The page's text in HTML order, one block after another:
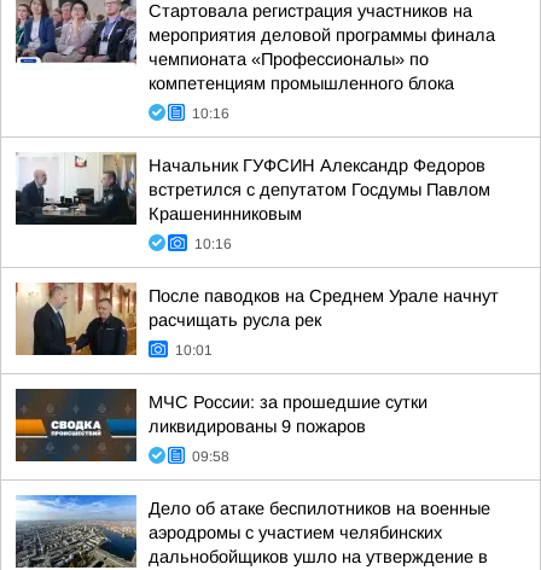
Стартовала регистрация участников на
мероприятия деловой программы финала
чемпионата «Профессионалы» по
компетенциям промышленного блока
10:16
Начальник ГУФСИН Александр Федоров
встретился с депутатом Госдумы Павлом
Крашенинниковым
10:16
После паводков на Среднем Урале начнут
расчищать русла рек
10:01
МЧС России: за прошедшие сутки
ликвидированы 9 пожаров
09:58
Дело об атаке беспилотников на военные
аэродромы с участием челябинских
дальнобойщиков ушло на утверждение в